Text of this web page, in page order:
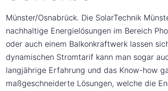
Münster/Osnabrück. Die SolarTechnik
nachhaltige Energielösungen im Bereich
oder auch einem Balkonkraftwerk lassen
dynamischen Stromtarif kann man sogar
langjährige Erfahrung und das Know-how
maßgeschneiderte Lösungen, welche die